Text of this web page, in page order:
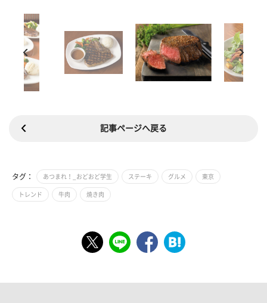
記事ページへ戻る
タグ： あつまれ！_おどおど学生 ステーキ グルメ 東京
トレンド 牛肉 焼き肉